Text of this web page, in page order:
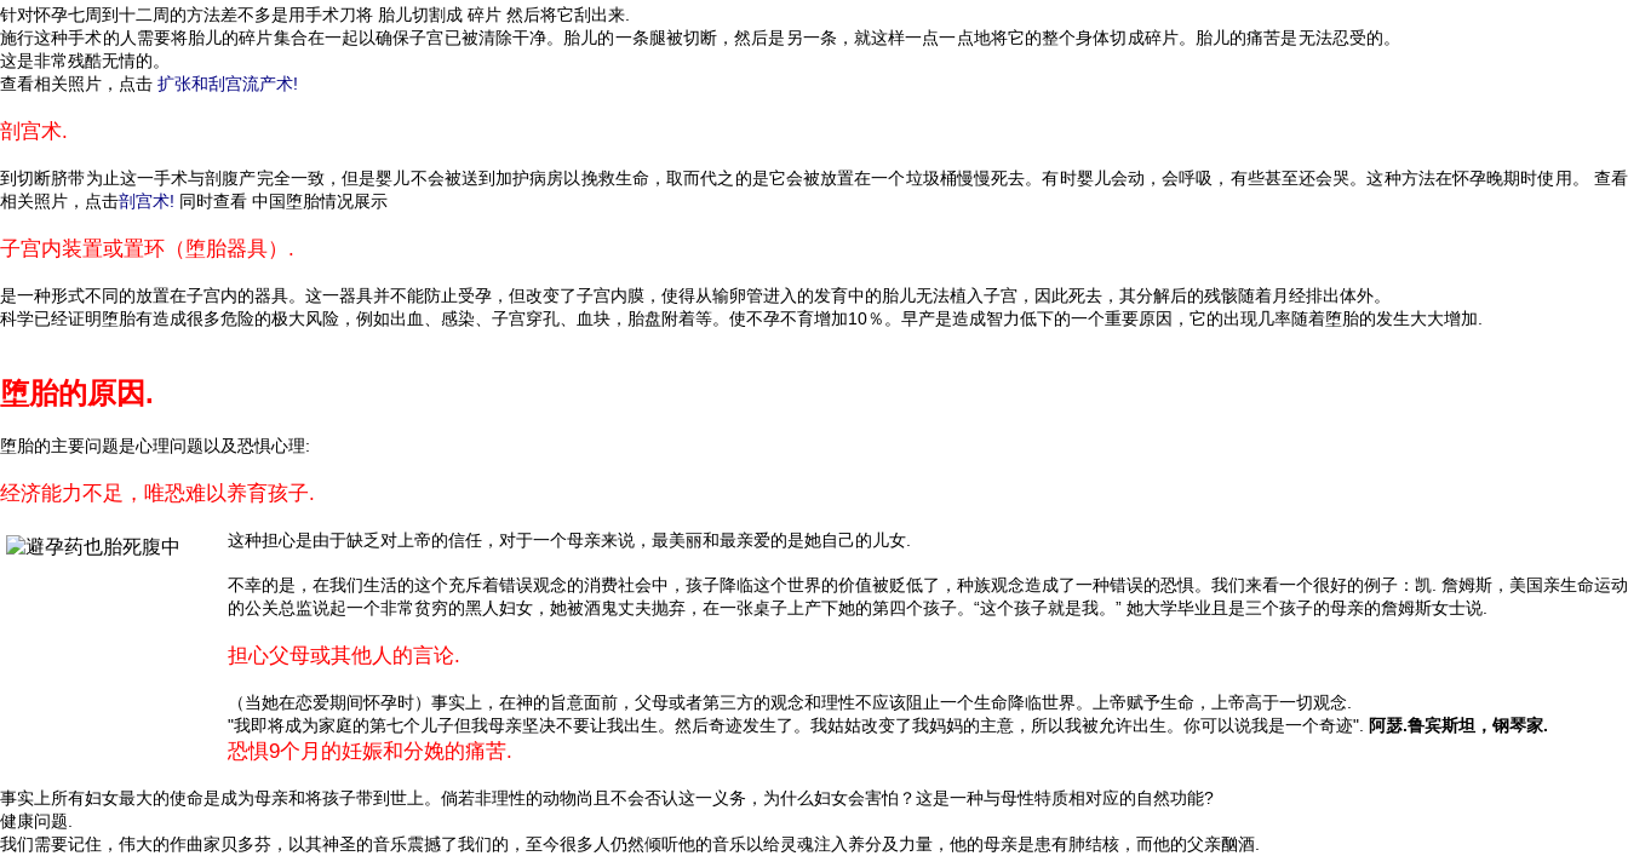
针对怀孕七周到十二周的方法差不多是用手术刀将 胎儿切割成 碎片 然后将它刮出来.
施行这种手术的人需要将胎儿的碎片集合在一起以确保子宫已被清除干净。胎儿的一条腿被切断，然后是另一条，就这样一点一点地将它的整个身体切成碎片。胎儿的痛苦是无法忍受的。
这是非常残酷无情的。
查看相关照片，点击 扩张和刮宫流产术!
剖宫术.
到切断脐带为止这一手术与剖腹产完全一致，但是婴儿不会被送到加护病房以挽救生命，取而代之的是它会被放置在一个垃圾桶慢慢死去。有时婴儿会动，会呼吸，有些甚至还会哭。这种方法在怀孕晚期时使用。 查看
相关照片，点击剖宫术! 同时查看 中国堕胎情况展示
子宫内装置或置环（堕胎器具）.
是一种形式不同的放置在子宫内的器具。这一器具并不能防止受孕，但改变了子宫内膜，使得从输卵管进入的发育中的胎儿无法植入子宫，因此死去，其分解后的残骸随着月经排出体外。
科学已经证明堕胎有造成很多危险的极大风险，例如出血、感染、子宫穿孔、血块，胎盘附着等。使不孕不育增加10％。早产是造成智力低下的一个重要原因，它的出现几率随着堕胎的发生大大增加.
堕胎的原因.
堕胎的主要问题是心理问题以及恐惧心理:
经济能力不足，唯恐难以养育孩子.
这种担心是由于缺乏对上帝的信任，对于一个母亲来说，最美丽和最亲爱的是她自己的儿女.
不幸的是，在我们生活的这个充斥着错误观念的消费社会中，孩子降临这个世界的价值被贬低了，种族观念造成了一种错误的恐惧。我们来看一个很好的例子：凯. 詹姆斯，美国亲生命运动
的公关总监说起一个非常贫穷的黑人妇女，她被酒鬼丈夫抛弃，在一张桌子上产下她的第四个孩子。“这个孩子就是我。” 她大学毕业且是三个孩子的母亲的詹姆斯女士说.
担心父母或其他人的言论.
（当她在恋爱期间怀孕时）事实上，在神的旨意面前，父母或者第三方的观念和理性不应该阻止一个生命降临世界。上帝赋予生命，上帝高于一切观念.
"我即将成为家庭的第七个儿子但我母亲坚决不要让我出生。然后奇迹发生了。我姑姑改变了我妈妈的主意，所以我被允许出生。你可以说我是一个奇迹".
阿瑟.鲁宾斯坦，钢琴家.
恐惧9个月的妊娠和分娩的痛苦.
事实上所有妇女最大的使命是成为母亲和将孩子带到世上。倘若非理性的动物尚且不会否认这一义务，为什么妇女会害怕？这是一种与母性特质相对应的自然功能?
健康问题.
我们需要记住，伟大的作曲家贝多芬，以其神圣的音乐震撼了我们的，至今很多人仍然倾听他的音乐以给灵魂注入养分及力量，他的母亲是患有肺结核，而他的父亲酗酒.